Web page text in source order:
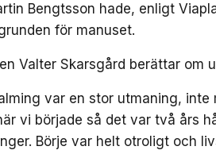
Bengtsson hade, enligt
för manuset.
Valter Skarsgård berättar om
var en stor utmaning,
vi började så det var två års
Börje var helt otroligt och